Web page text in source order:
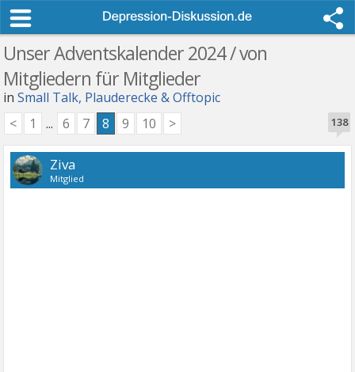
Unser Adventskalender 2024 / von
Mitgliedern für Mitglieder
inSmall Talk, Plauderecke & Offtopic
138
< 1 ... 6 7 8 9 10 >
Ziva
Mitglied